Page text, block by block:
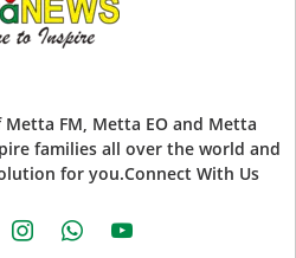
FM, Metta EO and Metta
families all over the world and
for you.Connect With Us
instagramwhatsappyoutube